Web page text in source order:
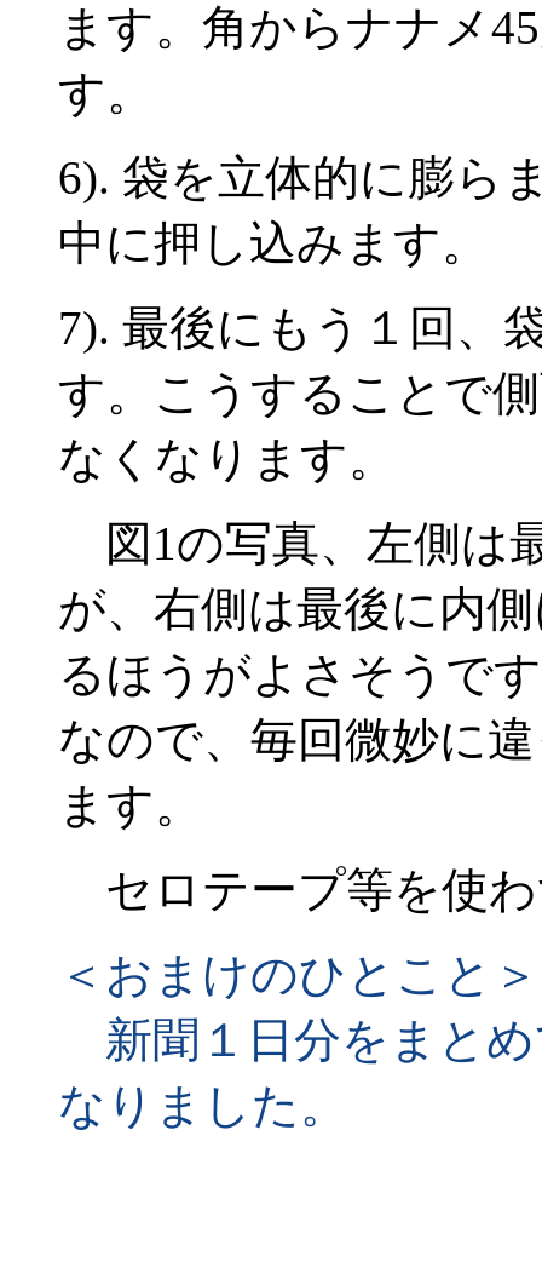
ます。角からナナメ
す。
6). 袋を立体的に膨ら
中に押し込みます。
7). 最後にもう１回、
す。こうすることで
なくなります。
図1の写真、左側は
が、右側は最後に内
るほうがよさそうで
なので、毎回微妙に
ます。
セロテープ等を使
＜おまけのひとこと＞
新聞１日分をまと
なりました。